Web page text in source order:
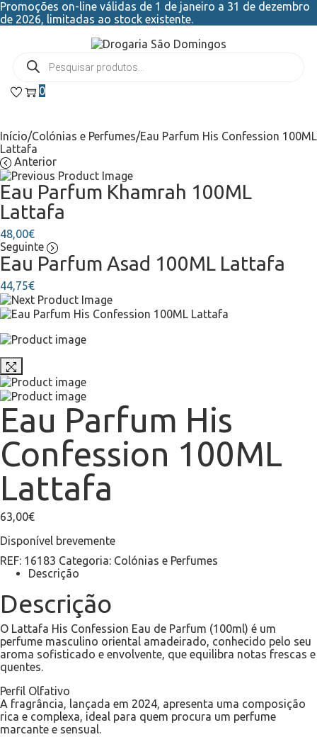
Promoções on-line válidas de 1 de janeiro a 31 de dezembro
de 2026, limitadas ao stock existente.
0
Início/Colónias e Perfumes/Eau Parfum His Confession 100ML
Lattafa
Anterior
Eau Parfum Khamrah 100ML
Lattafa
48,00€
Seguinte
Eau Parfum Asad 100ML Lattafa
44,75€
Eau Parfum His
Confession 100ML
Lattafa
63,00€
Disponível brevemente
REF: 16183 Categoria: Colónias e Perfumes
Descrição
Descrição
O Lattafa His Confession Eau de Parfum (100ml) é um
perfume masculino oriental amadeirado, conhecido pelo seu
aroma sofisticado e envolvente, que equilibra notas frescas e
quentes.
Perfil Olfativo
A fragrância, lançada em 2024, apresenta uma composição
rica e complexa, ideal para quem procura um perfume
marcante e sensual.